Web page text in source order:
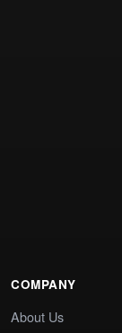
COMPANY
About Us